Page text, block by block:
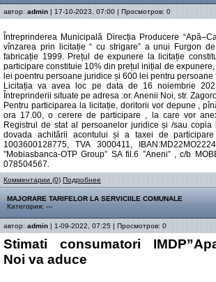
автор: admin | 17-10-2023, 07:00 | Просмотров: 0
Întreprinderea Municipală Direcția Producere
vînzarea prin licitație “ cu strigare” a unui Furgon
fabricație 1999. Prețul de expunere la licitație
participare constituie 10% din prețul inițial de
lei poentru persoane juridice și 600 lei pentru persoane
Licitația va avea loc pe data de 16 noiembrie
Întreprinderii situate pe adresa :or. Anenii Noi, str.
Pentru participarea la licitație, doritorii vor depune ,
ora 17.00, o cerere de participare , la care vor
Registrul de stat al persoanelor juridice și /sau copia
dovada achitării acontului și a taxei de
1003600128775, TVA 3000411,
”Mobiasbanca-OTP Group” SA fil.6 ”Aneni” , c/b
078504567.
Комментарии (0) Подробнее
MAJORARE TARIFELOR LA SERVICIILE COMUNALE
Категория: ---
автор: admin | 1-09-2022, 07:25 | Просмотров: 0
Stimati consumatori
Noi va aduce